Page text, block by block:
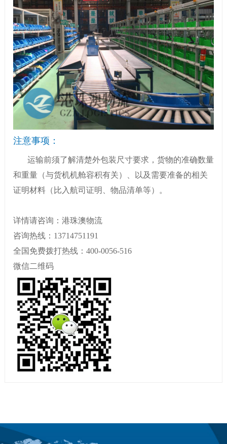
注意事项：
运输前须了解清楚外包装尺寸要求，货物的准确数量
和重量（与货机机舱容积有关）、以及需要准备的相关
证明材料（比入航司证明、物品清单等）。
详情请咨询：港珠澳物流
咨询热线：13714751191
全国免费拨打热线：400-0056-516
微信二维码